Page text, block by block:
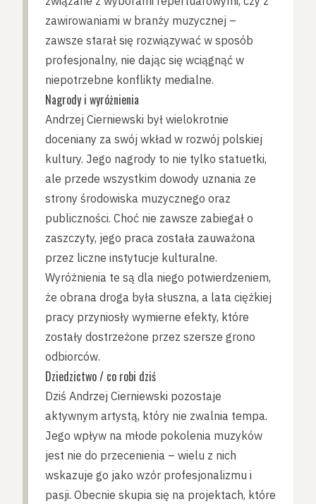
zawirowaniami w branży muzycznej –
zawsze starał się rozwiązywać w sposób
profesjonalny, nie dając się wciągnąć w
niepotrzebne konflikty medialne.
Nagrody i wyróżnienia
Andrzej Cierniewski był wielokrotnie
doceniany za swój wkład w rozwój polskiej
kultury. Jego nagrody to nie tylko statuetki,
ale przede wszystkim dowody uznania ze
strony środowiska muzycznego oraz
publiczności. Choć nie zawsze zabiegał o
zaszczyty, jego praca została zauważona
przez liczne instytucje kulturalne.
Wyróżnienia te są dla niego potwierdzeniem,
że obrana droga była słuszna, a lata ciężkiej
pracy przyniosły wymierne efekty, które
zostały dostrzeżone przez szersze grono
odbiorców.
Dziedzictwo / co robi dziś
Dziś Andrzej Cierniewski pozostaje
aktywnym artystą, który nie zwalnia tempa.
Jego wpływ na młode pokolenia muzyków
jest nie do przecenienia – wielu z nich
wskazuje go jako wzór profesjonalizmu i
pasji. Obecnie skupia się na projektach, które